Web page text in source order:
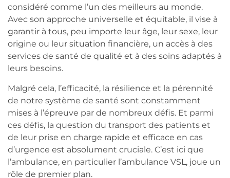
considéré comme l’un des meilleurs au monde.
Avec son approche universelle et équitable, il vise à
garantir à tous, peu importe leur âge, leur sexe, leur
origine ou leur situation financière, un accès à des
services de santé de qualité et à des soins adaptés à
leurs besoins.
Malgré cela, l’efficacité, la résilience et la pérennité
de notre système de santé sont constamment
mises à l’épreuve par de nombreux défis. Et parmi
ces défis, la question du transport des patients et
de leur prise en charge rapide et efficace en cas
d’urgence est absolument cruciale. C’est ici que
l’ambulance, en particulier l’ambulance VSL, joue un
rôle de premier plan.